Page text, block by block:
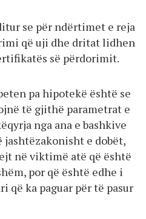
se për ndërtimet e reja
që uji dhe dritat lidhen
së përdorimit.
pa hipotekë është se
të gjithë parametrat e
nga ana e bashkive
e dobët,
në viktimë atë që është
por që është edhe i
ka paguar për të pasur